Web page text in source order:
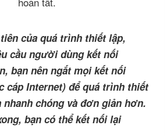
của quá trình thiết lập,
cầu người dùng kết nối
bạn nên ngắt mọi kết nối
cáp Internet) để quá trình thiết
nhanh chóng và đơn giản hơn.
bạn có thể kết nối lại